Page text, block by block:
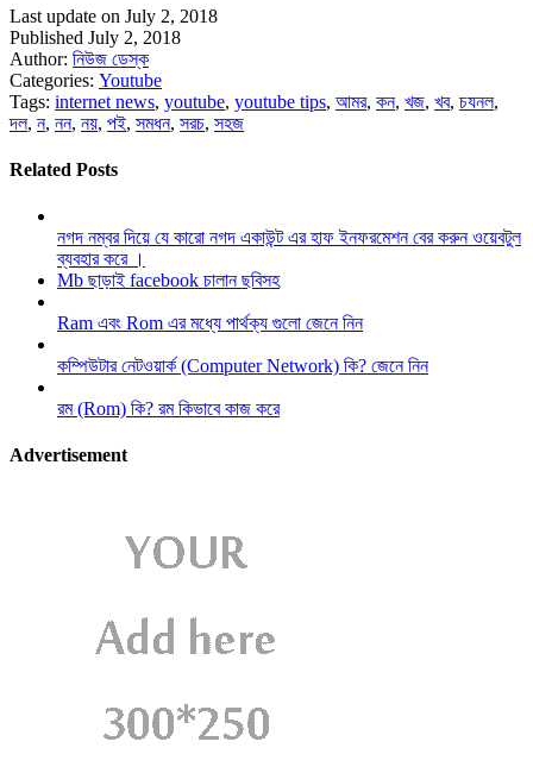
Last update on July 2, 2018
Published July 2, 2018
Author: নিউজ ডেস্ক
Categories: Youtube
Tags: internet news, youtube, youtube tips, আমর, কন, খজ, খব, চযনল,
দল, ন, নন, নয়, পই, সমধন, সরচ, সহজ
Related Posts
নগদ নম্বর দিয়ে যে কারো নগদ একাউন্ট এর হাফ ইনফরমেশন বের করুন ওয়েবটুল
ব্যবহার করে ।
Mb ছাড়াই facebook চালান ছবিসহ
Ram এবং Rom এর মধ্যে পার্থক্য গুলো জেনে নিন
কম্পিউটার নেটওয়ার্ক (Computer Network) কি? জেনে নিন
রম (Rom) কি? রম কিভাবে কাজ করে
Advertisement